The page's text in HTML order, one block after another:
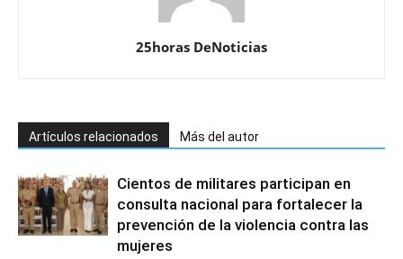
25horas DeNoticias
Artículos relacionados Más del autor
Cientos de militares participan en
consulta nacional para fortalecer la
prevención de la violencia contra las
mujeres